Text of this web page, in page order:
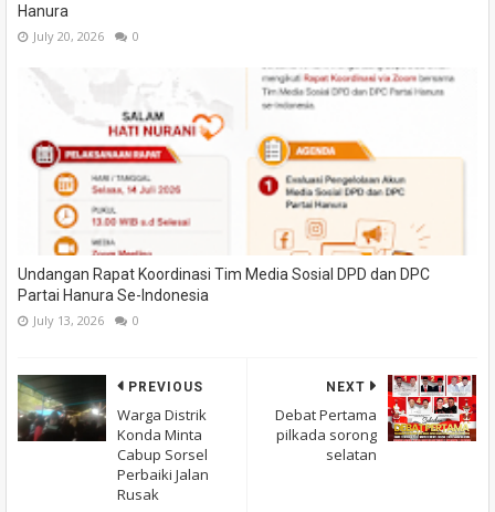
Hanura
July 20, 2026 0
Undangan Rapat Koordinasi Tim Media Sosial DPD dan DPC
Partai Hanura Se-Indonesia
July 13, 2026 0
NEXT
Debat Pertama
pilkada sorong
selatan
PREVIOUS
Warga Distrik
Konda Minta
Cabup Sorsel
Perbaiki Jalan
Rusak